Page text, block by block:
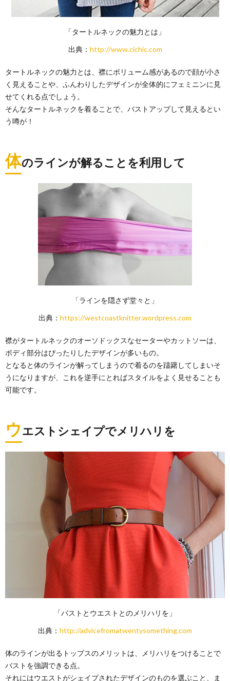
「タートルネックの魅力とは」
出典： http://www.cichic.com
タートルネックの魅力とは、襟にボリューム感があるので顔が小さ
く見えることや、ふんわりしたデザインが全体的にフェミニンに見
せてくれる点でしょう。
そんなタートルネックを着ることで、バストアップして見えるとい
う噂が！
体のラインが解ることを利用して
「ラインを隠さず堂々と」
出典： https://westcoastknitter.wordpress.com
襟がタートルネックのオーソドックスなセーターやカットソーは、
ボディ部分はぴったりしたデザインが多いもの。
となると体のラインが解ってしまうので着るのを躊躇してしまいそ
うになりますが、これを逆手にとればスタイルをよく見せることも
可能です。
ウエストシェイプでメリハリを
「バストとウエストとのメリハリを」
出典： http://advicefromatwentysomething.com
体のラインが出るトップスのメリットは、メリハリをつけることで
バストを強調できる点。
それにはウエストがシェイプされたデザインのものを選ぶこと、ま